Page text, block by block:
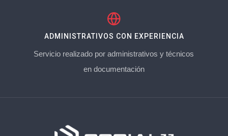
ADMINISTRATIVOS CON EXPERIENCIA
Servicio realizado por administrativos y técnicos
en documentación